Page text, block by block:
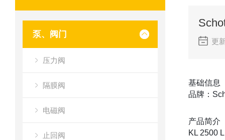
泵、阀门
压力阀
隔膜阀
电磁阀
止回阀
更
基础信息
品牌：
产品简介
KL 2500